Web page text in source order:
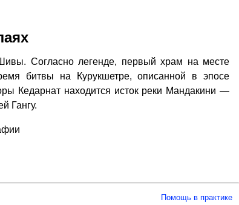
Согласно легенде, первый храм на месте
битвы на Курукшетре, описанной в эпосе
Кедарнат находится исток реки Мандакини —
Гангу.
Помощь в практике